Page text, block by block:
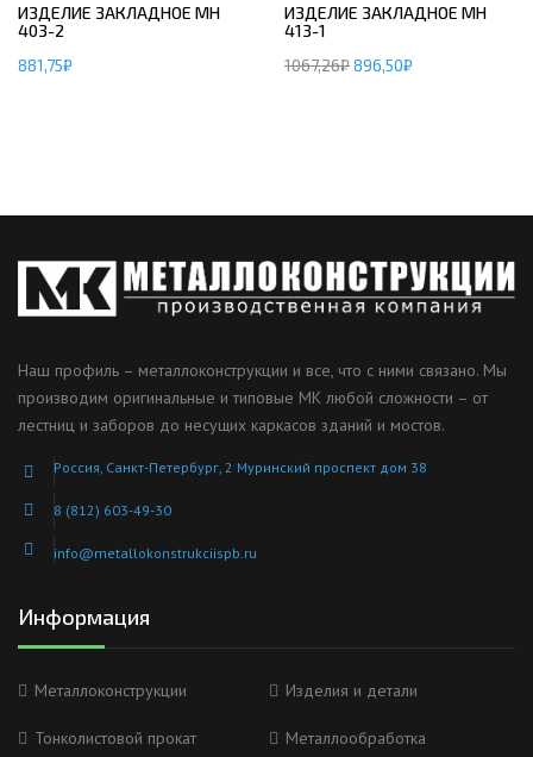
ИЗДЕЛИЕ ЗАКЛАДНОЕ МН
403-2
881,75₽
ИЗДЕЛИЕ ЗАКЛАДНОЕ МН
413-1
1067,26₽896,50₽
Наш профиль – металлоконструкции и все, что с ними связано. Мы
производим оригинальные и типовые МК любой сложности – от
лестниц и заборов до несущих каркасов зданий и мостов.
Россия, Санкт-Петербург, 2 Муринский проспект дом 38
8 (812) 603-49-30
info@metallokonstrukciispb.ru
Информация
Металлоконструкции Изделия и детали
Тонколистовой прокат Металлообработка